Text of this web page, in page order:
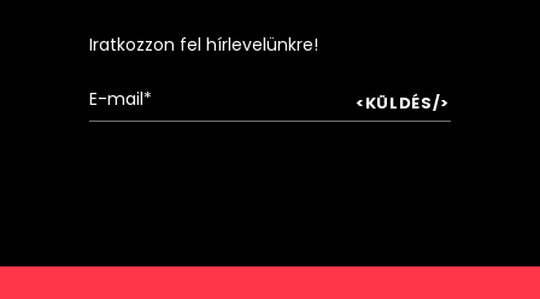
Iratkozzon fel hírlevelünkre!